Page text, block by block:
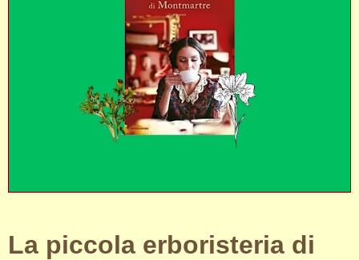
La piccola erboristeria di